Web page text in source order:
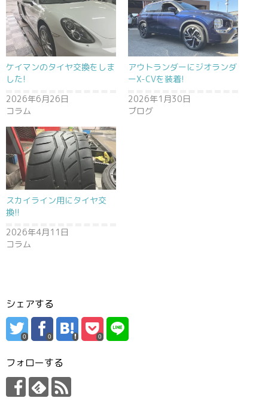
ケイマンのタイヤ交換をしま
した!
2026年6月26日
コラム
アウトランダーにジオランダ
ーX-CVを装着!
2026年1月30日
ブログ
スカイライン用にタイヤ交
換!!
2026年4月11日
コラム
シェアする
0 0 0
フォローする